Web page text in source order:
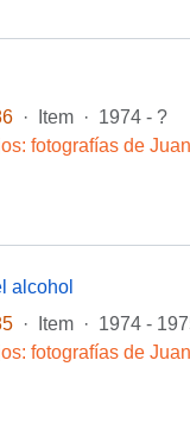
· Item · 1974 - ?
fotografías de
alcohol
· Item · 1974 -
fotografías de